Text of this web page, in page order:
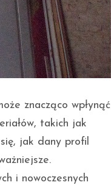
znacząco wpłynąć
takich jak
jak dany profil
i nowoczesnych